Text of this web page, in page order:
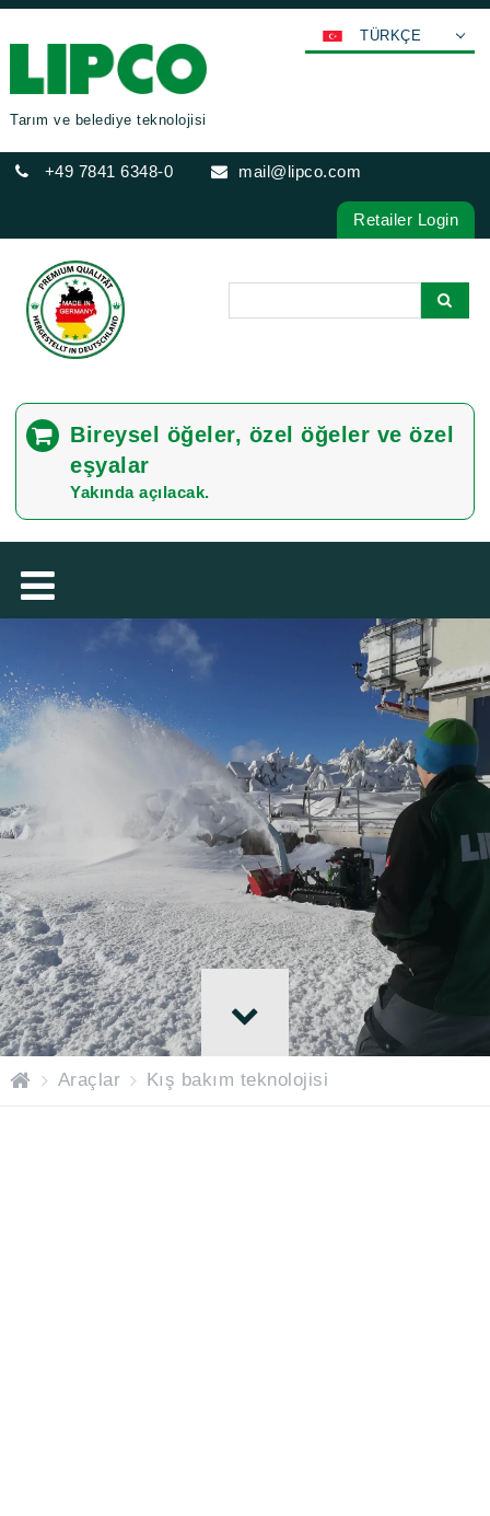
Tarım ve belediye teknolojisi
+49 7841 6348-0 mail@lipco.com
POLSKI
ITALIANO
ČEŠTINA
PORTUGUÊS
TÜRKÇE
SUOMALAINEN
SLOVENSKÁ
DANSK
ΕΛΛΗΝΙΚΉ
БЪЛГАРСКИ
SVENSKA
SLOVENSKI
EESTI
LIETUVIŲ
LATVIEŠU
Retailer Login
Bireysel öğeler, özel öğeler ve özel
eşyalar
Yakında açılacak.
H
Araçlar Kış bakım teknolojisi